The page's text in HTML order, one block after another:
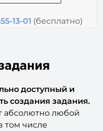
13-01 (бесплатно)
доступный и
создания задания.
абсолютно любой
том числе